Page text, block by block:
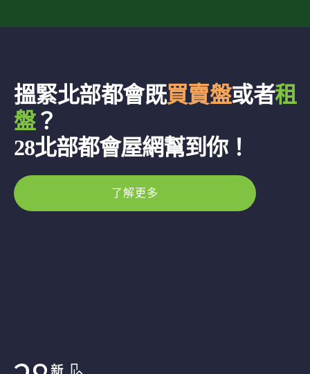
搵緊北部都會既買賣盤或者租
盤？
28北部都會屋網幫到你！
了解更多